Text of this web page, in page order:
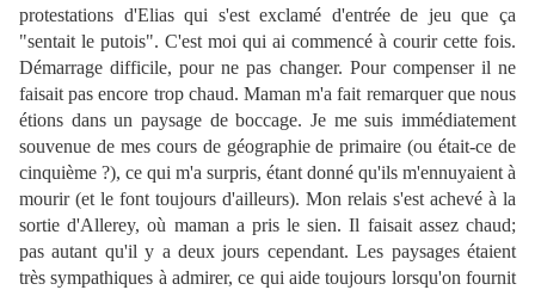
protestations d'Elias qui s'est exclamé d'entrée de jeu que ça
"sentait le putois". C'est moi qui ai commencé à courir cette fois.
Démarrage difficile, pour ne pas changer. Pour compenser il ne
faisait pas encore trop chaud. Maman m'a fait remarquer que nous
étions dans un paysage de boccage. Je me suis immédiatement
souvenue de mes cours de géographie de primaire (ou était-ce de
cinquième ?), ce qui m'a surpris, étant donné qu'ils m'ennuyaient à
mourir (et le font toujours d'ailleurs). Mon relais s'est achevé à la
sortie d'Allerey, où maman a pris le sien. Il faisait assez chaud;
pas autant qu'il y a deux jours cependant. Les paysages étaient
très sympathiques à admirer, ce qui aide toujours lorsqu'on fournit